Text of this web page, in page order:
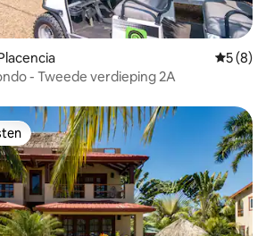
5 (8)
- Tweede verdieping 2A